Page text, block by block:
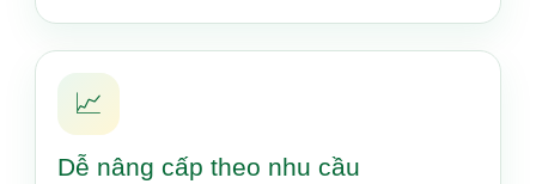
📈
Dễ nâng cấp theo nhu cầu